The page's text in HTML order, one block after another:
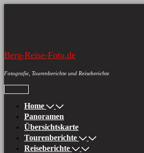
Berg-Reise-Foto.de
Fotografie, Tourenberichte und Reiseberichte
Hauptnavigation
Menü
Home
Panoramen
Übersichtskarte
Tourenberichte
Reiseberichte